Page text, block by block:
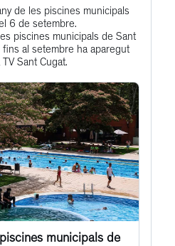
Profile
Get
to
this
de les piscines municipals
6 de setembre.
piscines municipals de Sant
al setembre ha aparegut
TV Sant Cugat.
municipals de